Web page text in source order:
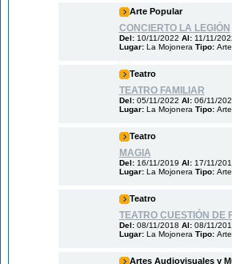
Arte Popular
CONCIERTO LA LEGIÓN
Del: 10/11/2022 Al: 11/11/
Lugar: La Mojonera Tipo:
Teatro
TEATRO FAMILIAR
Del: 05/11/2022 Al: 06/11/
Lugar: La Mojonera Tipo:
Teatro
MAGIA
Del: 16/11/2019 Al: 17/11/
Lugar: La Mojonera Tipo:
Teatro
TEATRO CUESTIÓN DE
Del: 08/11/2018 Al: 08/11/
Lugar: La Mojonera Tipo:
Artes Audiovisuales y